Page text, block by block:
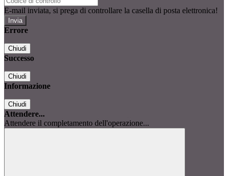
E-mail inviata, si prega di controllare la casella di posta elettronica!
Errore
Chiudi
Successo
Chiudi
Informazione
Chiudi
Attendere...
Attendere il completamento dell'operazione...